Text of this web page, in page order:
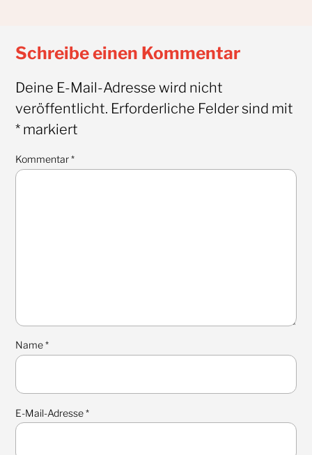
Schreibe einen Kommentar
Deine E-Mail-Adresse wird nicht
veröffentlicht. Erforderliche Felder sind mit
*markiert
Kommentar*
Name*
E-Mail-Adresse*